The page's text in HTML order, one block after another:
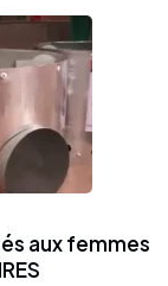
aux femmes